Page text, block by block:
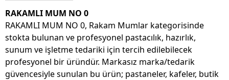
RAKAMLI MUM NO 0
RAKAMLI MUM NO 0, Rakam Mumlar kategorisinde
stokta bulunan ve profesyonel pastacılık, hazırlık,
sunum ve işletme tedariki için tercih edilebilecek
profesyonel bir üründür. Markasız marka/tedarik
güvencesiyle sunulan bu ürün; pastaneler, kafeler, butik